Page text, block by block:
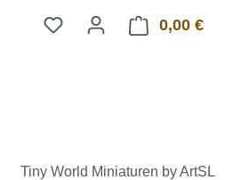
0,00 €
Tiny World Miniaturen by ArtSL